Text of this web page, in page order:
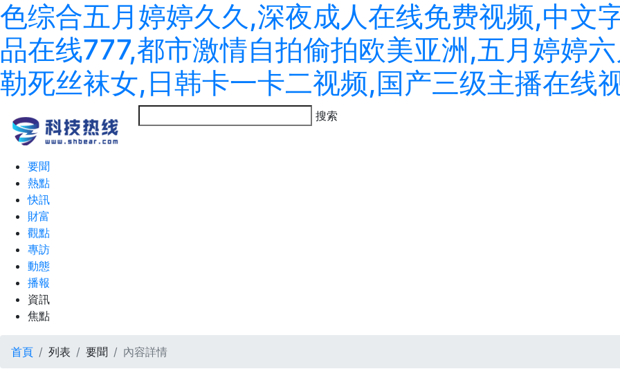
色综合五月婷婷久久,深夜成人在线免费视频,中文
品在线777,都市激情自拍偷拍欧美亚洲,五月婷婷
勒死丝袜女,日韩卡一卡二视频,国产三级主播在线
要聞
熱點
快訊
財富
觀點
專訪
動態
播報
資訊
焦點
搜索
首頁 列表 要聞 內容詳情